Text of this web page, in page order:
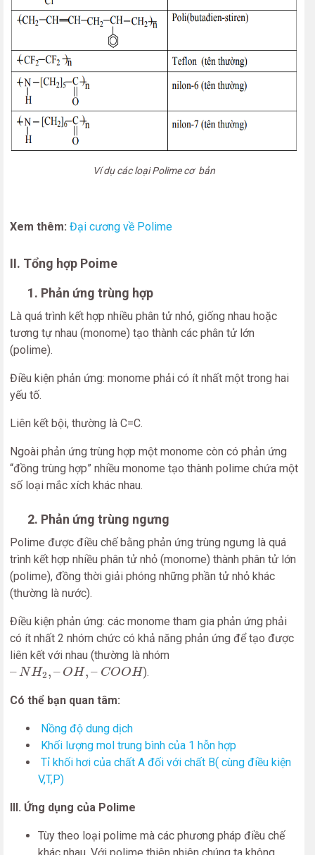
Ví dụ các loại Polime cơ bản
Xem thêm: Đại cương về Polime
II. Tổng hợp Poime
1. Phản ứng trùng hợp
Là quá trình kết hợp nhiều phân tử nhỏ, giống nhau hoặc
tương tự nhau (monome) tạo thành các phân tử lớn
(polime).
Điều kiện phản ứng: monome phải có ít nhất một trong hai
yếu tố.
Liên kết bội, thường là C=C.
Ngoài phản ứng trùng hợp một monome còn có phản ứng
“đồng trùng hợp” nhiều monome tạo thành polime chứa một
số loại mắc xích khác nhau.
2. Phản ứng trùng ngưng
Polime được điều chế bằng phản ứng trùng ngưng là quá
trình kết hợp nhiều phân tử nhỏ (monome) thành phân tử lớn
(polime), đồng thời giải phóng những phần tử nhỏ khác
(thường là nước).
Điều kiện phản ứng: các monome tham gia phản ứng phải
có ít nhất 2 nhóm chức có khả năng phản ứng để tạo được
liên kết với nhau (thường là nhóm
–NH2,– OH,– COOH
NH2 OH,– C OOH ).
Có thể bạn quan tâm:
Nồng độ dung dịch
Khối lượng mol trung bình của 1 hỗn hợp
Tỉ khối hơi của chất A đối với chất B( cùng điều kiện
V,T,P)
III. Ứng dụng của Polime
Tùy theo loại polime mà các phương pháp điều chế